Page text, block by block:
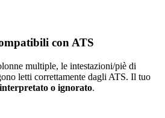
con ATS
multiple, le intestazioni/piè di
letti correttamente dagli ATS. Il tuo
o ignorato.